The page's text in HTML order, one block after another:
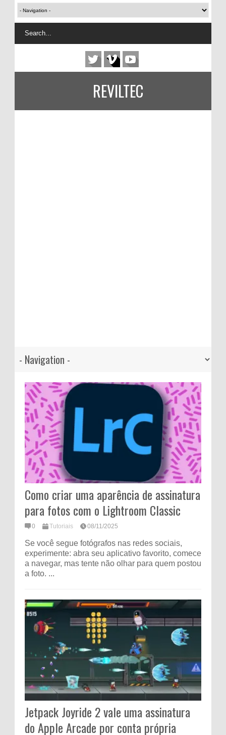
REVILTEC
Como criar uma aparência de assinatura
para fotos com o Lightroom Classic
0 Tutoriais 08/11/2025
Se você segue fotógrafos nas redes sociais,
experimente: abra seu aplicativo favorito, comece
a navegar, mas tente não olhar para quem postou
a foto. ...
Jetpack Joyride 2 vale uma assinatura
do Apple Arcade por conta própria